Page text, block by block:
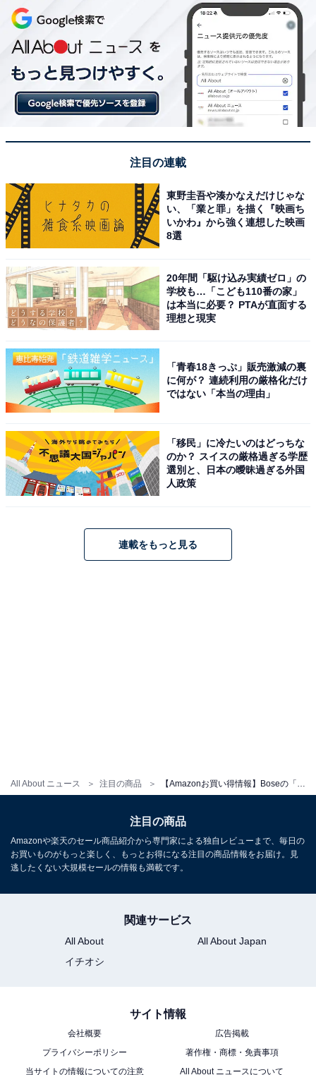
All About ニュース 注目の商品
Bose Ultra Open Earbuds 空間オーディオ イヤホン オ
ープンイヤー 完全 ワイヤレス Bluetooth接続 マイク付
最大7.5時間再生 防滴 ブラック
Amazonで見る
Bose「QuietComfort Earbuds」
Bose QuietComfort Earbuds Bluetooth接続 アクティブ
時間連続再生 急速充電 ブラック
Amazonで見る
Bose「QuietComfort Ultra Headphones LE」
Bose QuietComfort Ultra Headphones LE 完全 ワイヤ
レス 空間オーディオ ヘッドホン ノイズキャンセリング
ストーン
Bose「SoundLink Max Portable Speaker」
注目の連載
東野圭吾や湊かなえだけじゃな
い、「業と罪」を描く『映画ち
いかわ』から強く連想した映画
8選
20年間「駆け込み実績ゼロ」の
学校も…「こども110番の家」
は本当に必要？ PTAが直面する
理想と現実
「青春18きっぷ」販売激減の裏
に何が？ 連続利用の厳格化だけ
ではない「本当の理由」
「移民」に冷たいのはどっちな
のか？ スイスの厳格過ぎる学歴
選別と、日本の曖昧過ぎる外国
人政策
連載をもっと見る
注目の商品
Amazonや楽天のセール商品紹介から専門家による独自レビューまで、毎日の
お買いものがもっと楽しく、もっとお得になる注目の商品情報をお届け。見
逃したくない大規模セールの情報も満載です。
関連サービス
All About
All About Japan
イチオシ
サイト情報
会社概要
広告掲載
プライバシーポリシー
著作権・商標・免責事項
当サイトの情報についての注意
All About ニュースについて